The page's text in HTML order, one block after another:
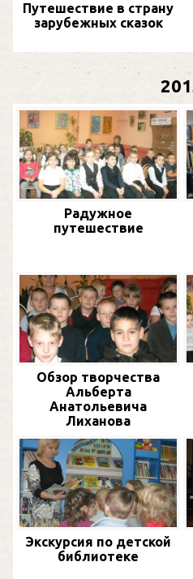
Путешествие в страну
зарубежных сказок
Радужное
путешествие
Обзор творчества
Альберта
Анатольевича
Лиханова
Экскурсия по детской
библиотеке